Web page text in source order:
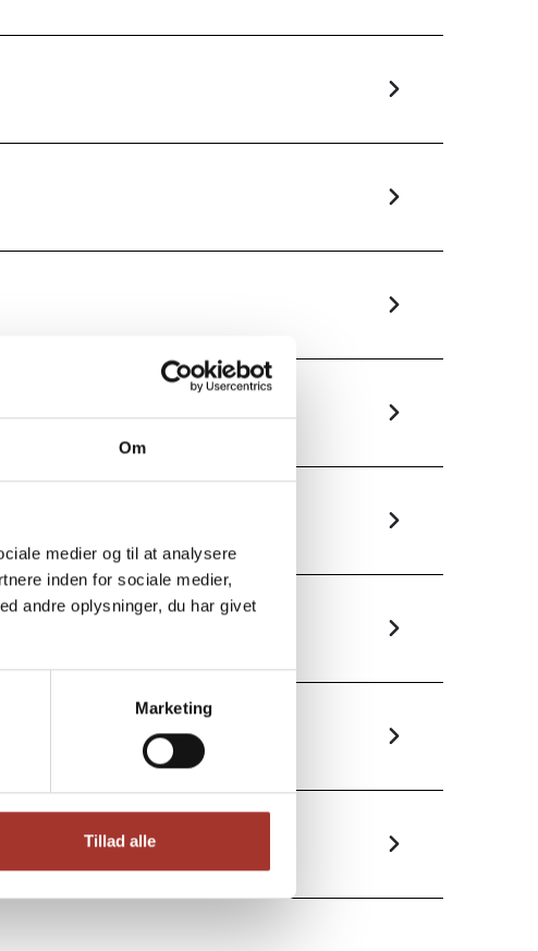
Om
medier og til at analysere
inden for sociale medier,
andre oplysninger, du har givet
Marketing
Tillad alle